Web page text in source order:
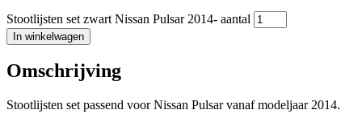
Stootlijsten set zwart Nissan Pulsar 2014- aantal
In winkelwagen
Omschrijving
Stootlijsten set passend voor Nissan Pulsar vanaf modeljaar 2014.